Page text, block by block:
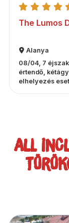
The Lumos
Alanya
08/04, 7
értendő,
elhelyezés
ALL